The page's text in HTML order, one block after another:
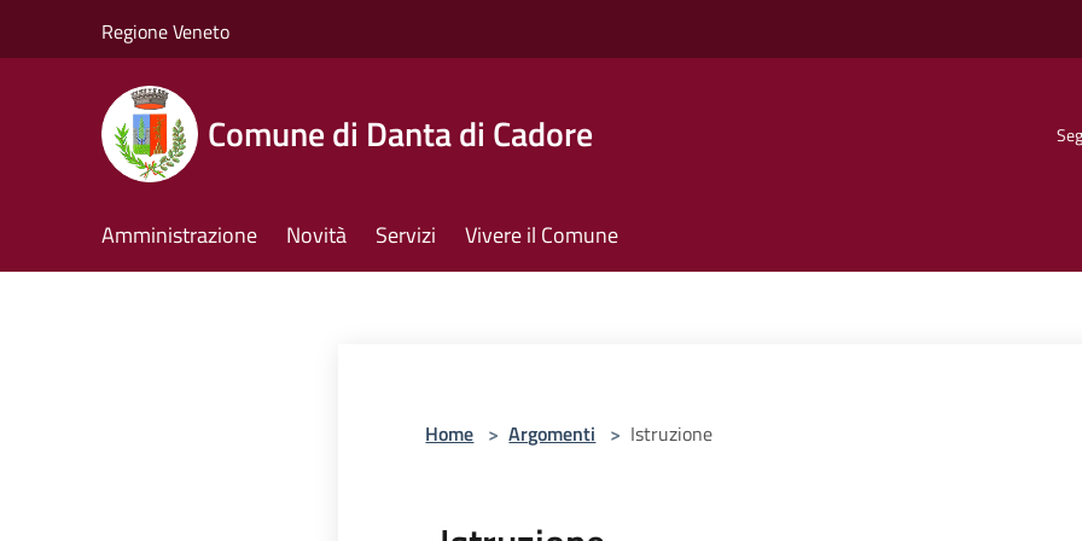
Regione Veneto
Comune di Danta di Cadore
Amministrazione Novità Servizi Vivere il Comune
Home > Argomenti > Istruzione